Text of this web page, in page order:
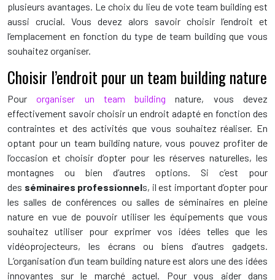
plusieurs avantages. Le choix du lieu de vote team building est
aussi crucial. Vous devez alors savoir choisir l’endroit et
l’emplacement en fonction du type de team building que vous
souhaitez organiser.
Choisir l’endroit pour un team building nature
Pourorganiser un team building nature, vous devez
effectivement savoir choisir un endroit adapté en fonction des
contraintes et des activités que vous souhaitez réaliser. En
optant pour un team building nature, vous pouvez profiter de
l’occasion et choisir d’opter pour les réserves naturelles, les
montagnes ou bien d’autres options. Si c’est pour
des séminaires professionnels, il est important d’opter pour
les salles de conférences ou salles de séminaires en pleine
nature en vue de pouvoir utiliser les équipements que vous
souhaitez utiliser pour exprimer vos idées telles que les
vidéoprojecteurs, les écrans ou biens d’autres gadgets.
L’organisation d’un team building nature est alors une des idées
innovantes sur le marché actuel. Pour vous aider dans